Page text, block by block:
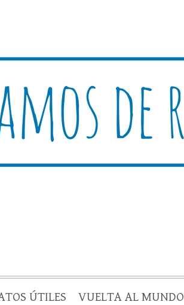
ÚTILES VUELTA AL MUNDO